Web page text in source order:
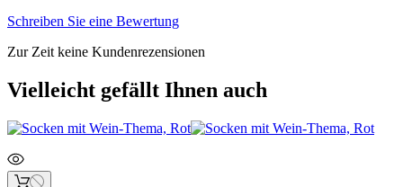
Schreiben Sie eine Bewertung
Zur Zeit keine Kundenrezensionen
Vielleicht gefällt Ihnen auch